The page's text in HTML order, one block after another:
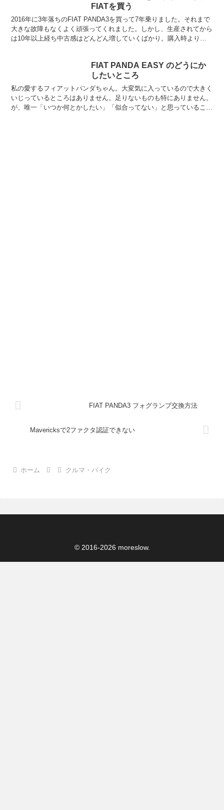
FIATを買う
2016年に3年落ちのFIAT PANDA3を買って7年乗りました。それまで
大きな故障もなくよく頑張ってくれました。しかし、生産されてから
は10年以上経ち中古感はどんどん増していくばかり。購入時より変
FIAT PANDA EASY のどうにか
したいところ
私の愛するフィアットパンダちゃん。大変気に入っているので大きく
いじっているところはありません。足りないものも特にありません。
が、唯一「いつか何とかしたい」「似合ってない」と思っていること
FIAT PANDA3 フォグランプ交換方法
Mavericksで2ファクタ認証できない
ホーム クルマ・バイク
© 2016-2026 moreslow.